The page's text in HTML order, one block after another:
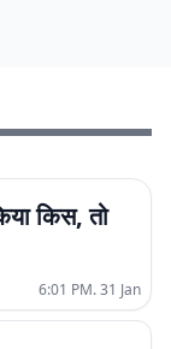
किस, तो
6:01 PM. 31 Jan